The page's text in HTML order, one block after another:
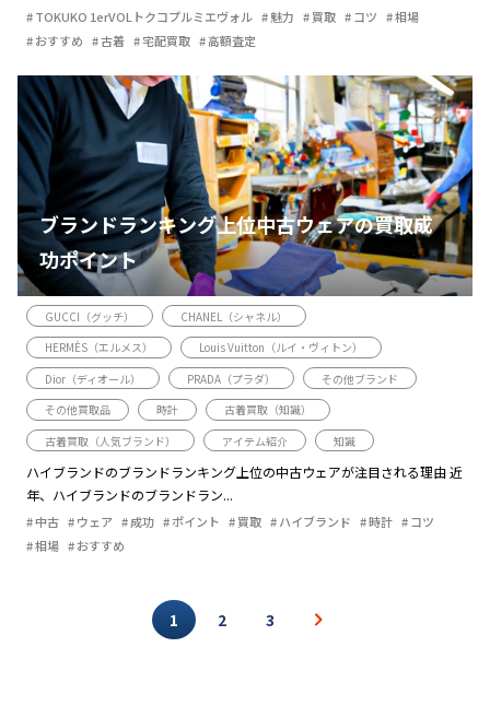
TOKUKO 1erVOLトクコプルミエヴォル 魅力 買取 コツ
相場
おすすめ
古着 宅配買取 高額査定
ブランドランキング上位中古ウェアの買取成
功ポイント
GUCCI（グッチ）
CHANEL（シャネル）
HERMÈS（エルメス）
Louis Vuitton（ルイ・ヴィトン）
Dior（ディオール）
PRADA（プラダ）
その他ブランド
その他買取品
時計
古着買取（知識）
古着買取（人気ブランド）
アイテム紹介 知識
ハイブランドのブランドランキング上位の中古ウェアが注目される理由 近
年、ハイブランドのブランドラン...
中古 ウェア 成功 ポイント 買取 ハイブランド 時計
コツ
相場
おすすめ
1 2 3